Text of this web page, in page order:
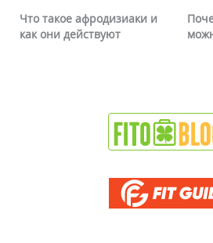
и вред
Растяжки при
беременности: как с этим